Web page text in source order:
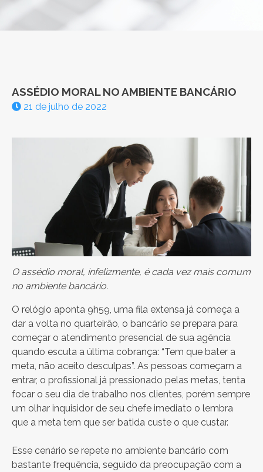
ASSÉDIO MORAL NO AMBIENTE BANCÁRIO
21 de julho de 2022
O assédio moral, infelizmente, é cada vez mais comum
no ambiente bancário.
O relógio aponta 9h59, uma fila extensa já começa a
dar a volta no quarteirão, o bancário se prepara para
começar o atendimento presencial de sua agência
quando escuta a última cobrança: “Tem que bater a
meta, não aceito desculpas”. As pessoas começam a
entrar, o profissional já pressionado pelas metas, tenta
focar o seu dia de trabalho nos clientes, porém sempre
um olhar inquisidor de seu chefe imediato o lembra
que a meta tem que ser batida custe o que custar.
Esse cenário se repete no ambiente bancário com
bastante frequência, seguido da preocupação com a